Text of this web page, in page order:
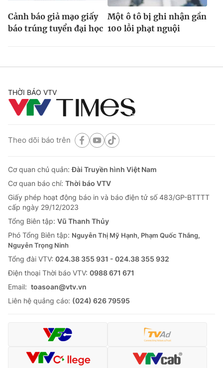
Cảnh báo giả mạo giấy
báo trúng tuyển đại học
Một ô tô bị ghi nhận gần
100 lỗi phạt nguội
THỜI BÁO VTV
Theo dõi báo trên
Cơ quan chủ quản:Đài Truyền hình Việt Nam
Cơ quan báo chí: Thời báo VTV
Giấy phép hoạt động báo in và báo điện tử số 483/GP-BTTTT
cấp ngày 29/12/2023
Tổng Biên tập: Vũ Thanh Thủy
Phó Tổng Biên tập: Nguyễn Thị Mỹ Hạnh, Phạm Quốc Thắng,
Nguyễn Trọng Ninh
Tổng đài VTV: 024.38 355 931 - 024.38 355 932
Ðiện thoại Thời báo VTV: 0988 671 671
Email: toasoan@vtv.vn
Liên hệ quảng cáo: (024) 626 79595